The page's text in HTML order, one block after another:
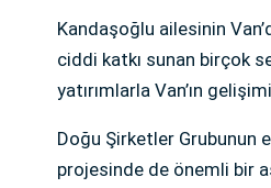
Kandaşoğlu ailesinin
ciddi katkı sunan birçok
yatırımlarla Van’ın
Doğu Şirketler Grubunun
projesinde de önemli bir